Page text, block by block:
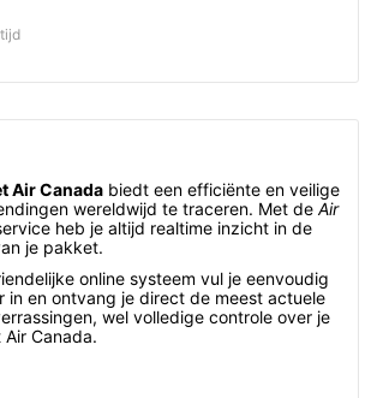
Air Canada biedt een efficiënte en veilige
wereldwijd te traceren. Met de Air
heb je altijd realtime inzicht in de
je pakket.
online systeem vul je eenvoudig
in en ontvang je direct de meest actuele
wel volledige controle over je
Canada.